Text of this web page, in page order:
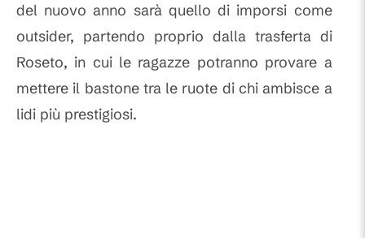
del nuovo anno sarà quello di imporsi come
outsider, partendo proprio dalla trasferta di
Roseto, in cui le ragazze potranno provare a
mettere il bastone tra le ruote di chi ambisce a
lidi più prestigiosi.